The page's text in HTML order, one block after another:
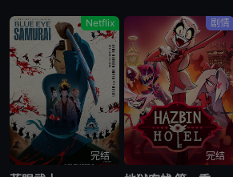
Netflix
完结
剧情
完结